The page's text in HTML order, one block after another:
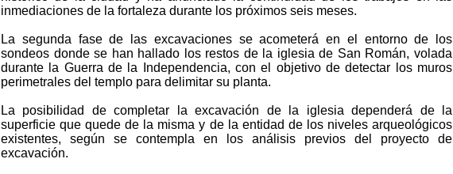
inmediaciones de la fortaleza durante los próximos seis meses.
La segunda fase de las excavaciones se acometerá en el entorno de los
sondeos donde se han hallado los restos de la iglesia de San Román, volada
durante la Guerra de la Independencia, con el objetivo de detectar los muros
perimetrales del templo para delimitar su planta.
La posibilidad de completar la excavación de la iglesia dependerá de la
superficie que quede de la misma y de la entidad de los niveles arqueológicos
existentes, según se contempla en los análisis previos del proyecto de
excavación.